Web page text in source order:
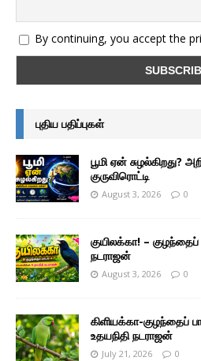
By continuing, you accept the
புதிய பதிப்புகள்
பூமி ஏன்
குருவிரொட்டி
August 3, 2026 0
குயிலக்கா! – குழந்தைப்
நடராஜன்
August 3, 2026 0
கிளியக்கா-குழந்தைப்
உதயநிதி நடராஜன்
July 21, 2026 0